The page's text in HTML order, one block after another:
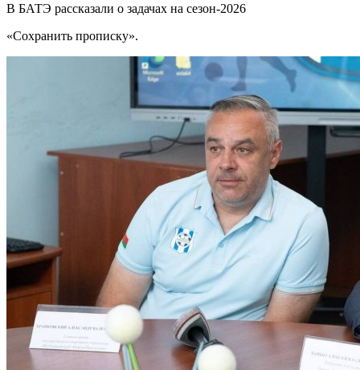
В БАТЭ рассказали о задачах на сезон-2026
«Сохранить прописку».